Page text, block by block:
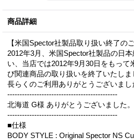
商品詳細
【米国Spector社製品取り扱い終了のご
2012年3月、米国Spector社製品の日
い、当店では2012年9月30日をもって
び関連商品の取り扱いを終了いたしま
長らくのご利用ありがとうございまし
---------------------------------------------
北海道 G様 ありがとうございました。
---------------------------------------------
■仕様
BODY STYLE : Original Spector NS